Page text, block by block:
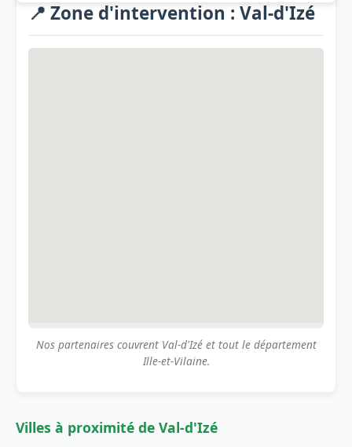
📍 Zone d'intervention : Val-d'Izé
Nos partenaires couvrent Val-d'Izé et tout le département
Ille-et-Vilaine.
Villes à proximité de Val-d'Izé